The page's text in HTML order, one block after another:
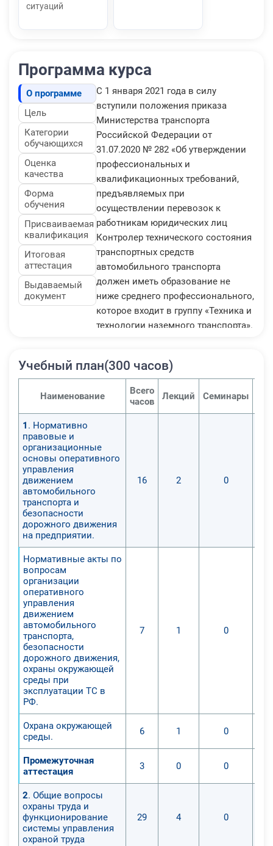
ситуаций
Программа курса
О программе
Цель
Категории
обучающихся
Оценка
качества
Форма
обучения
Присваиваемая
квалификация
Итоговая
аттестация
Выдаваемый
документ
С 1 января 2021 года в силу
вступили положения приказа
Министерства транспорта
Российской Федерации от
31.07.2020 № 282 «Об утверждении
профессиональных и
квалификационных требований,
предъявляемых при
осуществлении перевозок к
работникам юридических лиц
Контролер технического состояния
транспортных средств
автомобильного транспорта
должен иметь образование не
ниже среднего профессионального,
которое входит в группу «Техника и
технологии наземного транспорта».
указанному профилю, ему
переподготовки.
Контролер технического состояния
транспорта - среднее
относящееся к группе «Техника и
профилю, необходимо
прохождение профессиональной
переподготовки.
и проходит аттестацию на право
образование не входит в группу
«Техника и технологии наземного
транспорта», необходим курс
переподготовки, после освоения
которого следует аттестация.
Консультант по вопросам
безопасности перевозки опасных
транспортом должен иметь
среднего профессионального. В
Учебный план(300 часов)
Наименование
Всего
часов
Лекций Семинары
1 . Нормативно
правовые и
организационные
основы оперативного
управления
движением
автомобильного
транспорта и
безопасности
дорожного движения
на предприятии.
16 2 0
Нормативные акты по
вопросам
организации
оперативного
управления
движением
автомобильного
транспорта,
безопасности
дорожного движения,
охраны окружающей
среды при
эксплуатации ТС в
РФ.
7 1 0
Охрана окружающей
среды.
6 1 0
Промежуточная
аттестация
3 0 0
2. Общие вопросы
охраны труда и
функционирование
системы управления
охраной труда
29 4 0